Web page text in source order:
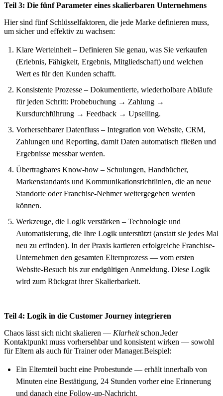
Teil 3: Die fünf Parameter eines skalierbaren Unternehmens
Hier sind fünf Schlüsselfaktoren, die jede Marke definieren muss,
um sicher und effektiv zu wachsen:
Klare Wert­einheit – Definieren Sie genau, was Sie verkaufen
(Erlebnis, Fähigkeit, Ergebnis, Mitgliedschaft) und welchen
Wert es für den Kunden schafft.
Konsistente Prozesse – Dokumentierte, wiederholbare Abläufe
für jeden Schritt: Probebuchung → Zahlung →
Kursdurchführung → Feedback → Upselling.
Vorhersehbarer Datenfluss – Integration von Website, CRM,
Zahlungen und Reporting, damit Daten automatisch fließen und
Ergebnisse messbar werden.
Übertragbares Know-how – Schulungen, Handbücher,
Markenstandards und Kommunikationsrichtlinien, die an neue
Standorte oder Franchise-Nehmer weitergegeben werden
können.
Werkzeuge, die Logik verstärken – Technologie und
Automatisierung, die Ihre Logik unterstützt (anstatt sie jedes Mal
neu zu erfinden). In der Praxis kartieren erfolgreiche Franchise-
Unternehmen den gesamten Elternprozess — vom ersten
Website-Besuch bis zur endgültigen Anmeldung. Diese Logik
wird zum Rückgrat ihrer Skalierbarkeit.
Teil 4: Logik in die Customer Journey integrieren
Chaos lässt sich nicht skalieren — Klarheitschon.Jeder
Kontaktpunkt muss vorhersehbar und konsistent wirken — sowohl
für Eltern als auch für Trainer oder Manager.Beispiel:
Ein Elternteil bucht eine Probestunde — erhält innerhalb von
Minuten eine Bestätigung, 24 Stunden vorher eine Erinnerung
und danach eine Follow-up-Nachricht.